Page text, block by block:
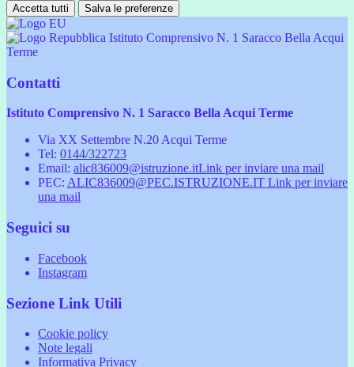
Accetta tutti Salva le preferenze
Istituto Comprensivo N. 1 Saracco Bella Acqui
Terme
Contatti
Istituto Comprensivo N. 1 Saracco Bella Acqui Terme
Via XX Settembre N.20 Acqui Terme
Tel: 0144/322723
Email: alic836009@istruzione.itLink per inviare una mail
PEC: ALIC836009@PEC.ISTRUZIONE.IT Link per inviare
una mail
Seguici su
Facebook
Instagram
Sezione Link Utili
Cookie policy
Note legali
Informativa Privacy